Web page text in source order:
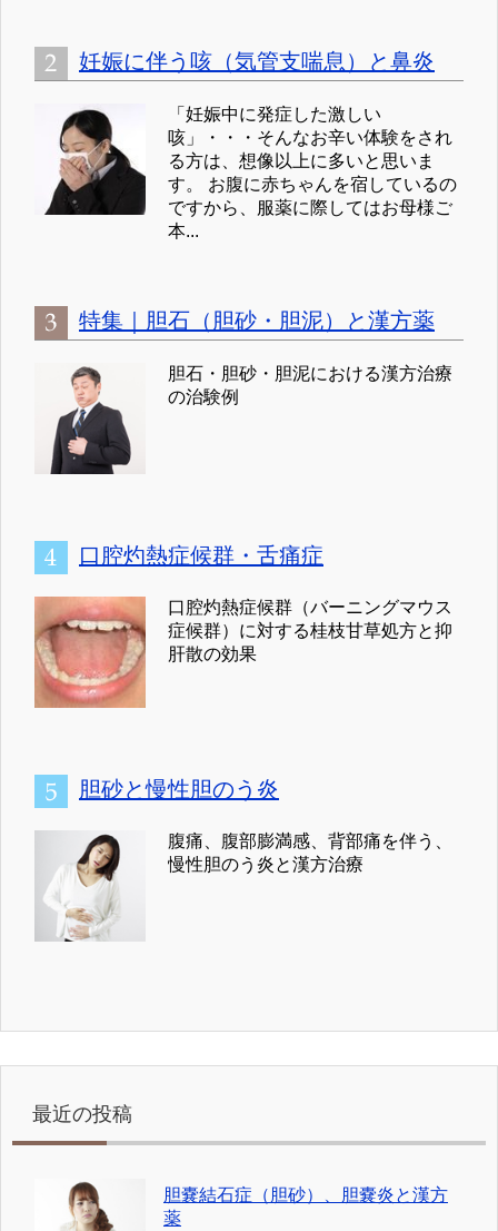
妊娠に伴う咳（気管支喘息）と鼻炎
「妊娠中に発症した激しい
咳」・・・そんなお辛い体験をされ
る方は、想像以上に多いと思いま
す。 お腹に赤ちゃんを宿しているの
ですから、服薬に際してはお母様ご
本...
特集｜胆石（胆砂・胆泥）と漢方薬
胆石・胆砂・胆泥における漢方治療
の治験例
口腔灼熱症候群・舌痛症
口腔灼熱症候群（バーニングマウス
症候群）に対する桂枝甘草処方と抑
肝散の効果
胆砂と慢性胆のう炎
腹痛、腹部膨満感、背部痛を伴う、
慢性胆のう炎と漢方治療
最近の投稿
胆嚢結石症（胆砂）、胆嚢炎と漢方
薬